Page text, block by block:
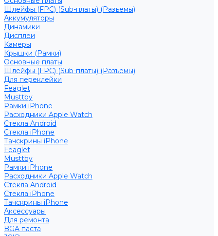
Шлейфы (FPC) (Sub-платы) (Разъемы)
Аккумуляторы
Динамики
Дисплеи
Камеры
Крышки (Рамки)
Основные платы
Шлейфы (FPC) (Sub-платы) (Разъемы)
Для переклейки
Feaglet
Musttby
Рамки iPhone
Расходники Apple Watch
Стекла Android
Стекла iPhone
Тачскрины iPhone
Feaglet
Musttby
Рамки iPhone
Расходники Apple Watch
Стекла Android
Стекла iPhone
Тачскрины iPhone
Аксессуары
Для ремонта
BGA паста